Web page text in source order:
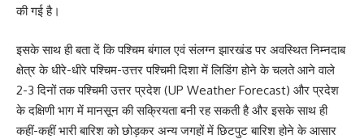
की गई है।
इसके साथ ही बता दें कि पश्चिम बंगाल एवं संलग्न झारखंड पर अवस्थित निम्नदाब
क्षेत्र के धीरे-धीरे पश्चिम-उत्तर पश्चिमी दिशा में लिडिंग होने के चलते आने वाले
2-3 दिनों तक पश्चिमी उत्तर प्रदेश (UP Weather Forecast) और प्रदेश
के दक्षिणी भाग में मानसून की सक्रियता बनी रह सकती है और इसके साथ ही
कहीं-कहीं भारी बारिश को छोड़कर अन्य जगहों में छिटपुट बारिश होने के आसार